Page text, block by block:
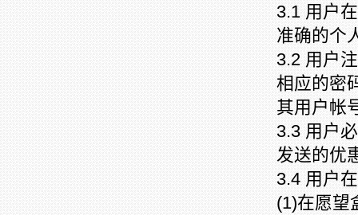
3.1 用户
准确的个
3.2 用户
相应的密
其用户帐
3.3 用户
发送的优
3.4 用户
(1)在愿望